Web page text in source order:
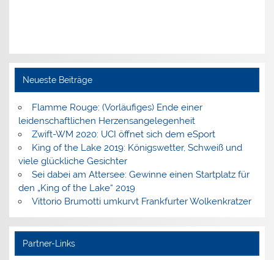
Neueste Beiträge
Flamme Rouge: (Vorläufiges) Ende einer
leidenschaftlichen Herzensangelegenheit
Zwift-WM 2020: UCI öffnet sich dem eSport
King of the Lake 2019: Königswetter, Schweiß und
viele glückliche Gesichter
Sei dabei am Attersee: Gewinne einen Startplatz für
den „King of the Lake“ 2019
Vittorio Brumotti umkurvt Frankfurter Wolkenkratzer
Partner-Links